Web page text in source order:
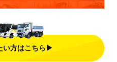
い方はこちら▶